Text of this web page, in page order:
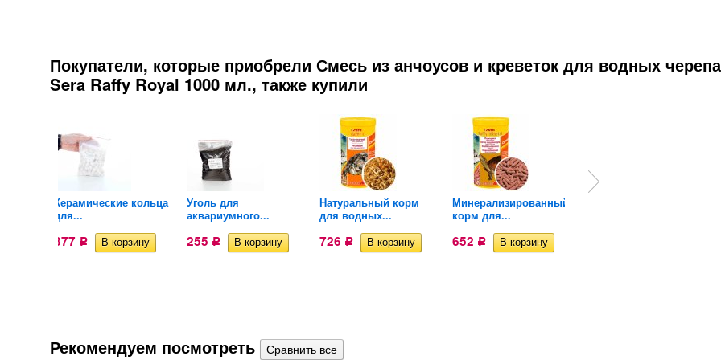
Покупатели, которые приобрели Смесь из анчоусов и креветок для водных
Sera Raffy Royal 1000 мл., также купили
Керамические кольца
для...
377 Р
Уголь для
аквариумного...
255 Р
Натуральный корм
для водных...
726 Р
Минерализированный
корм для...
652 Р
Рекомендуем посмотреть